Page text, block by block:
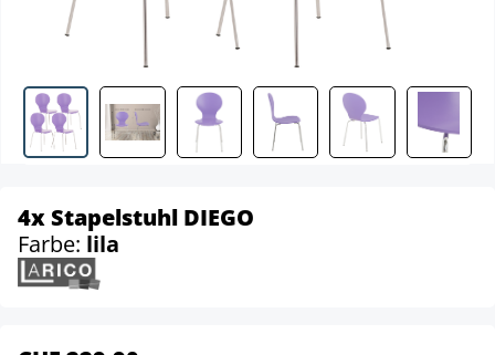
4x Stapelstuhl DIEGO
Farbe: lila